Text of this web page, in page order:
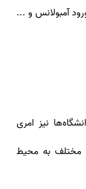
آمبولانس و ...
نیز امری
مختلف به محیط